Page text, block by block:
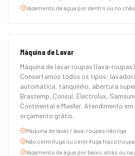
Vazamento de água por dentro ou no chão
Máquina de Lavar
Máquina de lavar roupas (lava-
Consertamos todos os tipos:
automática, tanquinho, abertura
Brastemp, Consul, Electrolux,
Continental e Mueller. Atendimento
orçamento grátis.
Máquina de lavar / lava-roupas não liga
Não centrifuga ou centrifuga fraco
Vazamento de água por baixo, atrás ou na